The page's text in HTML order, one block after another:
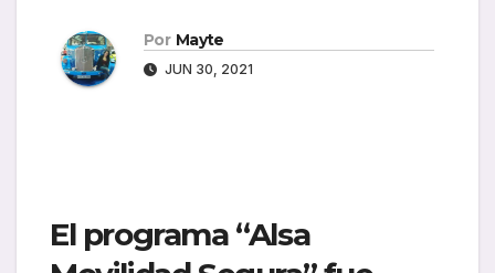
Por Mayte
JUN 30, 2021
El programa “Alsa